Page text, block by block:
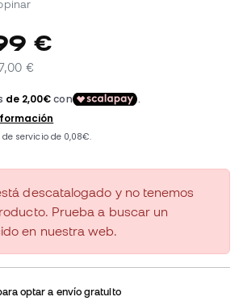
€
€
descatalogado y no tenemos
Prueba a buscar un
en nuestra web.
optar a envío gratuito